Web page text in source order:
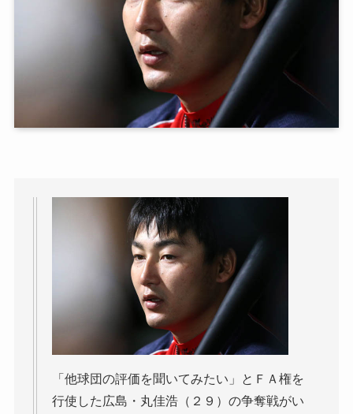
「他球団の評価を聞いてみたい」とＦＡ権を
行使した広島・丸佳浩（２９）の争奪戦がい